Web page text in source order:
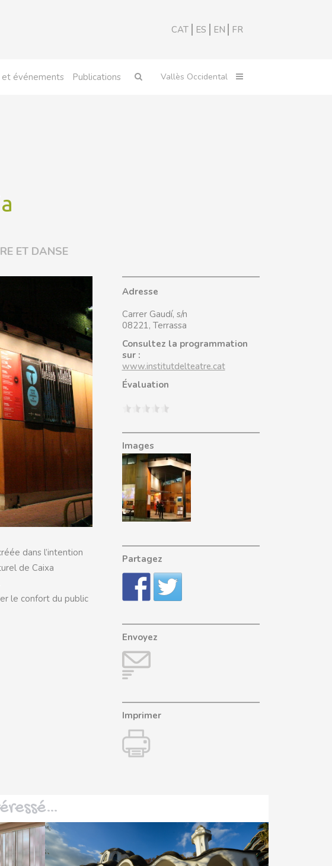
CAT ES EN FR
et événements Publications
ET DANSE
dans l’intention
de Caixa
le confort du public
Adresse
Carrer Gaudí, s/n
08221, Terrassa
Consultez la programmation
sur :
www.institutdelteatre.cat
Évaluation
Images
Partagez
Envoyez
Imprimer